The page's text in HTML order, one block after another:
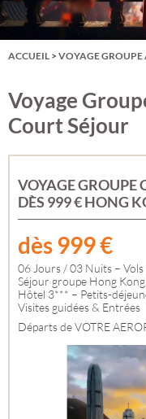
ACCUEIL > VOYAGE GROUPE
Voyage
Court Séjour
VOYAGE GROUPE
DÈS 999 € HONG
dès999€
06 Jours / 03 Nuits –
Séjour groupe Hong Kong
Hôtel 3*** – Petits-
Visites guidées & Entrées
Départs de VOTRE